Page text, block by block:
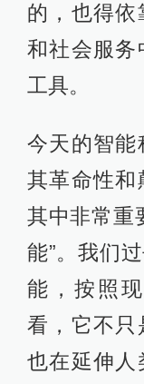
的，也得依
和社会服务
工具。
今天的智能
其革命性和
其中非常重
能”。我们
能，按照
看，它不只
也在延伸人